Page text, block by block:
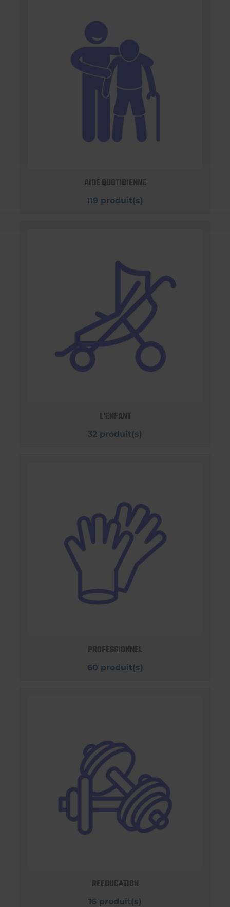
AIDE QUOTIDIENNE
119 produit(s)
L'ENFANT
32 produit(s)
PROFESSIONNEL
60 produit(s)
REEDUCATION
16 produit(s)